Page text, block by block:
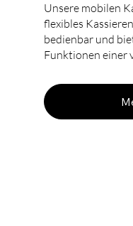
Unsere mobilen
flexibles
bedienbar und
Funktionen einer